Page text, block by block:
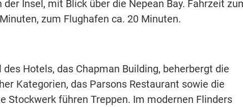
Insel, mit Blick über die Nepean Bay. Fahrzeit
zum Flughafen ca. 20 Minuten.
Hotels, das Chapman Building, beherbergt die
Kategorien, das Parsons Restaurant sowie die
Stockwerk führen Treppen. Im modernen Flinders